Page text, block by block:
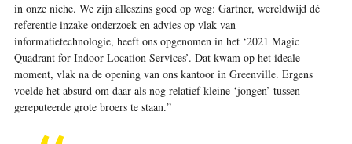
in onze niche. We zijn alleszins goed op weg: Gartner, wereldwijd dé
referentie inzake onderzoek en advies op vlak van
informatietechnologie, heeft ons opgenomen in het ‘2021 Magic
Quadrant for Indoor Location Services’. Dat kwam op het ideale
moment, vlak na de opening van ons kantoor in Greenville. Ergens
voelde het absurd om daar als nog relatief kleine ‘jongen’ tussen
gereputeerde grote broers te staan.”